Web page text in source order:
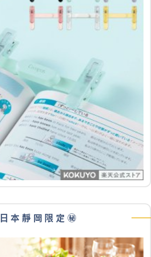
日本靜岡限定㊙️